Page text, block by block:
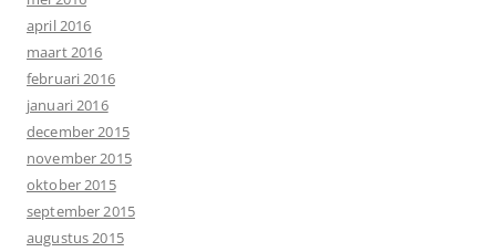
april 2016
maart 2016
februari 2016
januari 2016
december 2015
november 2015
oktober 2015
september 2015
augustus 2015